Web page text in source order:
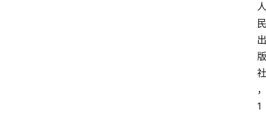
人
民
出
版
社
，
1